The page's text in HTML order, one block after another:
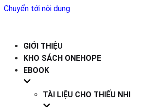
Chuyển tới nội dung
GIỚI THIỆU
KHO SÁCH ONEHOPE
EBOOK
TÀI LIỆU CHO THIẾU NHI